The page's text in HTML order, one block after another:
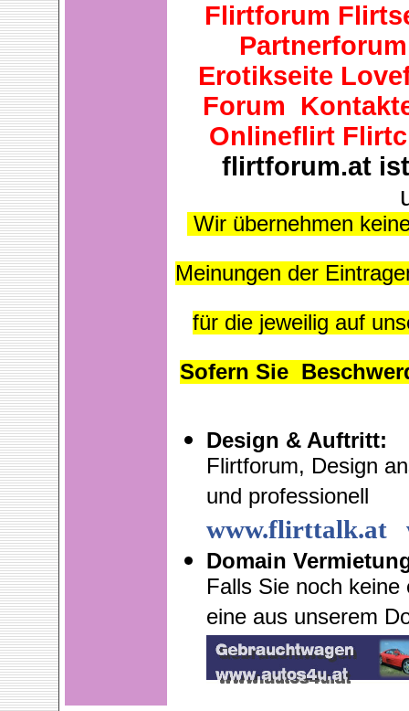
Flirtforum
Erotikseite
Forum
Onlineflirt
flirtforum.at
Wir übernehmen
Meinungen der
für die jeweilig auf
Sofern Sie
Design & Auftritt:
Flirtforum, Design
und professionell
www.flirttalk.at
Domain
Falls Sie noch
eine aus unserem